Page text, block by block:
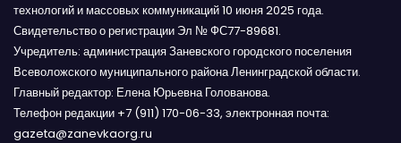
технологий и массовых коммуникаций 10 июня 2025 года.
Свидетельство о регистрации Эл № ФС77-89681.
Учредитель: администрация Заневского городского поселения
Всеволожского муниципального района Ленинградской области.
Главный редактор: Елена Юрьевна Голованова.
Телефон редакции +7 (911) 170-06-33, электронная почта:
gazeta@zanevkaorg.ru